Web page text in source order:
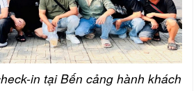
in tại Bến cảng hành khách